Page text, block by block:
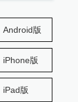
Android版
iPhone版
iPad版